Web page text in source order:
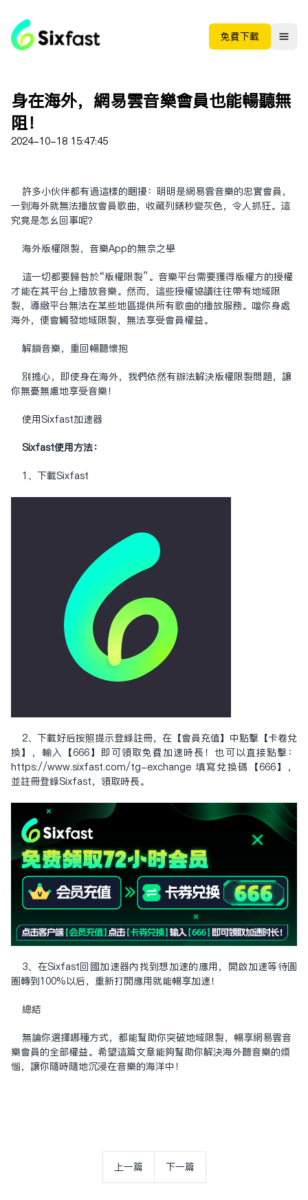
免费下载
身在海外，网易云音乐会员也能畅听无
阻！
2024-10-18 15:47:45
许多小伙伴都有过这样的困扰：明明是网易云音乐的忠实会员，
一到海外就无法播放会员歌曲，收藏列表秒变灰色，令人抓狂。这
究竟是怎么回事呢？
海外版权限制，音乐App的无奈之举
这一切都要归咎于“版权限制”。音乐平台需要获得版权方的授权
才能在其平台上播放音乐。然而，这些授权协议往往带有地域限
制，导致平台无法在某些地区提供所有歌曲的播放服务。当你身处
海外，便会触发地域限制，无法享受会员权益。
解锁音乐，重回畅听怀抱
别担心，即使身在海外，我们依然有办法解决版权限制问题，让
你无忧无虑地享受音乐！
使用Sixfast加速器
Sixfast使用方法：
1、下载Sixfast
2、下载好后按照提示登录注册，在【会员充值】中点击【卡卷兑
换】，输入【666】即可领取免费加速时长！也可以直接点击：
https://www.sixfast.com/tg-exchange 填写兑换码【666】，
并注册登录Sixfast，领取时长。
3、在Sixfast回国加速器内找到想加速的应用，开启加速等待圆
圈转到100%以后，重新打开应用就能畅享加速！
总结
无论你选择哪种方式，都能帮助你突破地域限制，畅享网易云音
乐会员的全部权益。希望这篇文章能够帮助你解决海外听音乐的烦
恼，让你随时随地沉浸在音乐的海洋中！
上一篇 下一篇